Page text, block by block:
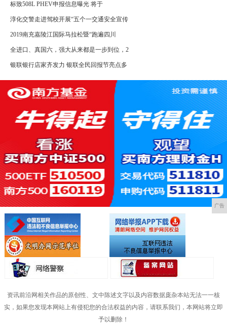
标致508L PHEV申报信息曝光 将于
淳化交警走进驾校开展“五个一交通安全宣传
2019南充嘉陵江国际马拉松暨“跑遍四川
全进口、真国六，强大从来都是一步到位，2
银联银行店家齐发力 银联全民回报节亮点多
广告
资讯前沿网相关作品的原创性、文中陈述文字以及内容数据庞杂本站无法一一核
实，如果您发现本网站上有侵犯您的合法权益的内容，请联系我们，本网站将立即
予以删除！